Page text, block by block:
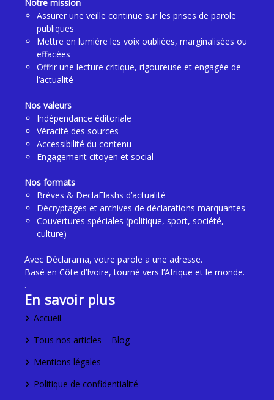
Notre mission
Assurer une veille continue sur les prises de parole
publiques
Mettre en lumière les voix oubliées, marginalisées ou
effacées
Offrir une lecture critique, rigoureuse et engagée de
l’actualité
Nos valeurs
Indépendance éditoriale
Véracité des sources
Accessibilité du contenu
Engagement citoyen et social
Nos formats
Brèves & DeclaFlashs d’actualité
Décryptages et archives de déclarations marquantes
Couvertures spéciales (politique, sport, société,
culture)
Avec Déclarama, votre parole a une adresse.
Basé en Côte d’Ivoire, tourné vers l’Afrique et le monde.
.
En savoir plus
Accueil
Tous nos articles – Blog
Mentions légales
Politique de confidentialité